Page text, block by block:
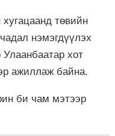
төвийн
нэмэгдүүлэх
хот
ажиллаж байна.
би чам мэтээр